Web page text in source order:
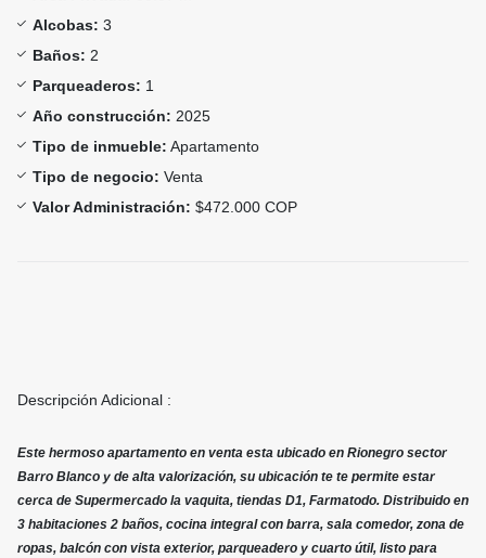
Alcobas: 3
Baños: 2
Parqueaderos: 1
Año construcción: 2025
Tipo de inmueble: Apartamento
Tipo de negocio: Venta
Valor Administración: $472.000 COP
Descripción Adicional :
Este hermoso apartamento en venta esta ubicado en Rionegro sector
Barro Blanco y de alta valorización, su ubicación te te permite estar
cerca de Supermercado la vaquita, tiendas D1, Farmatodo. Distribuido en
3 habitaciones 2 baños, cocina integral con barra, sala comedor, zona de
ropas, balcón con vista exterior, parqueadero y cuarto útil, listo para